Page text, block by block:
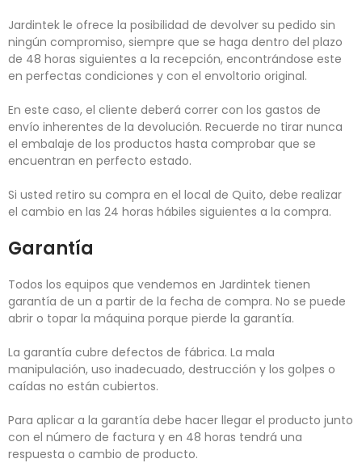
Jardintek le ofrece la posibilidad de devolver su pedido sin
ningún compromiso, siempre que se haga dentro del plazo
de 48 horas siguientes a la recepción, encontrándose este
en perfectas condiciones y con el envoltorio original.
En este caso, el cliente deberá correr con los gastos de
envío inherentes de la devolución. Recuerde no tirar nunca
el embalaje de los productos hasta comprobar que se
encuentran en perfecto estado.
Si usted retiro su compra en el local de Quito, debe realizar
el cambio en las 24 horas hábiles siguientes a la compra.
Garantía
Todos los equipos que vendemos en Jardintek tienen
garantía de un a partir de la fecha de compra. No se puede
abrir o topar la máquina porque pierde la garantía.
La garantía cubre defectos de fábrica. La mala
manipulación, uso inadecuado, destrucción y los golpes o
caídas no están cubiertos.
Para aplicar a la garantía debe hacer llegar el producto junto
con el número de factura y en 48 horas tendrá una
respuesta o cambio de producto.